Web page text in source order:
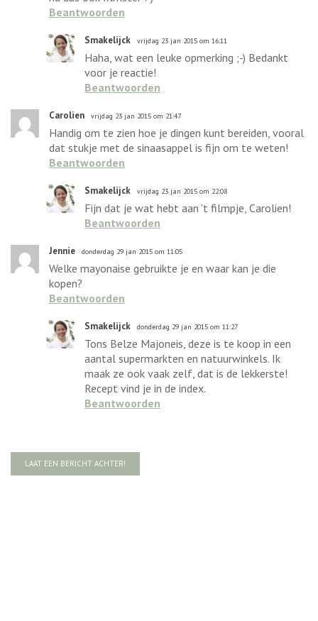
Beantwoorden
Smakelijck vrijdag 23 jan 2015 om 16:11
Haha, wat een leuke opmerking ;-) Bedankt
voor je reactie!
Beantwoorden
Carolien vrijdag 23 jan 2015 om 21:47
Handig om te zien hoe je dingen kunt bereiden, vooral
dat stukje met de sinaasappel is fijn om te weten!
Beantwoorden
Smakelijck vrijdag 23 jan 2015 om 22:08
Fijn dat je wat hebt aan 't filmpje, Carolien!
Beantwoorden
Jennie donderdag 29 jan 2015 om 11:05
Welke mayonaise gebruikte je en waar kan je die
kopen?
Beantwoorden
Smakelijck donderdag 29 jan 2015 om 11:27
Tons Belze Majoneis, deze is te koop in een
aantal supermarkten en natuurwinkels. Ik
maak ze ook vaak zelf, dat is de lekkerste!
Recept vind je in de index.
Beantwoorden
LAAT EEN BERICHT ACHTER!